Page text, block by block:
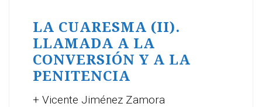
LA CUARESMA (II).
LLAMADA A LA
CONVERSIÓN Y A LA
PENITENCIA
+ Vicente Jiménez Zamora